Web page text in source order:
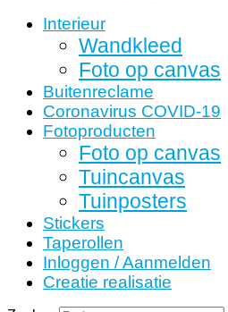
Interieur
Wandkleed
Foto op canvas
Buitenreclame
Coronavirus COVID-19
Fotoproducten
Foto op canvas
Tuincanvas
Tuinposters
Stickers
Taperollen
Inloggen / Aanmelden
Creatie realisatie